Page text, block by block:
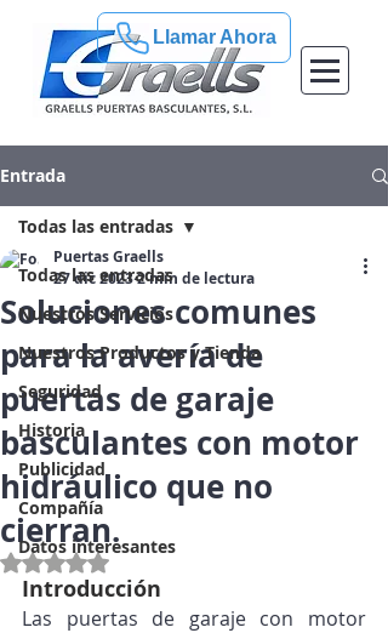
Llamar Ahora
Entrada
Todas las entradas
Nuestros Servicios
Nuestros Productos y Tienda
Seguridad
Historia
Publicidad
Compañía
Datos interesantes
Todas las entradas
Soluciones comunes
para la avería de
puertas de garaje
basculantes con motor
hidráulico que no
cierran.
Puertas Graells
27 dic 20232 min de lectura
Obtuvo NaN de 5 estrellas.
Introducción
Las puertas de garaje con motor